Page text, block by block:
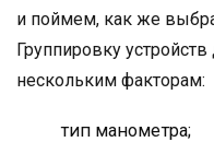
и поймем, как же
Группировку
нескольким факторам:
тип манометра;